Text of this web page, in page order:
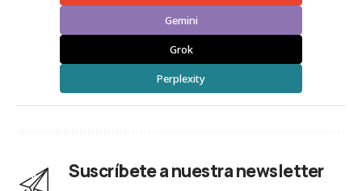
Gemini
Grok
Perplexity
Suscríbete a nuestra newsletter